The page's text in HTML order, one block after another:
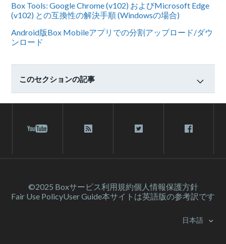
Box Tools: Google Chrome (v102) およびMicrosoft Edge
(v102) との互換性の解決手順 (Windowsの場合)
Android版Box Mobileアプリでの分割アップロード/ダウ
ンロード
このセクションの記事
©2025 Boxサービス利⽤規約個人情報保護方針
Fair Use PolicyUser Guide本サイトは英語版の参考訳です
日本語